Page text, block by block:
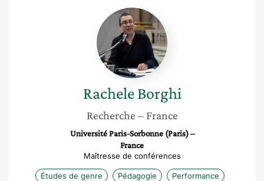
Rachele
Borghi
Rachele Borghi
Recherche – France
Université Paris-Sorbonne (Paris) –
France
Maîtresse de conférences
Études de genre Pédagogie Performance